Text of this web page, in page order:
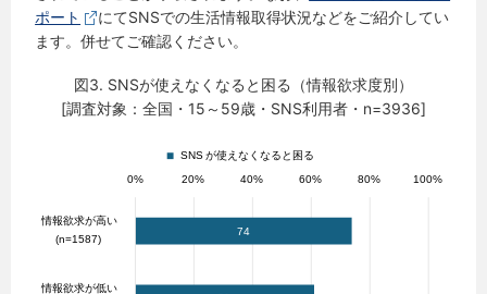
ポート
にてSNSでの生活情報取得状況などをご紹介してい
ます。併せてご確認ください。
図3. SNSが使えなくなると困る（情報欲求度別）
[調査対象：全国・15～59歳・SNS利用者・n=3936]